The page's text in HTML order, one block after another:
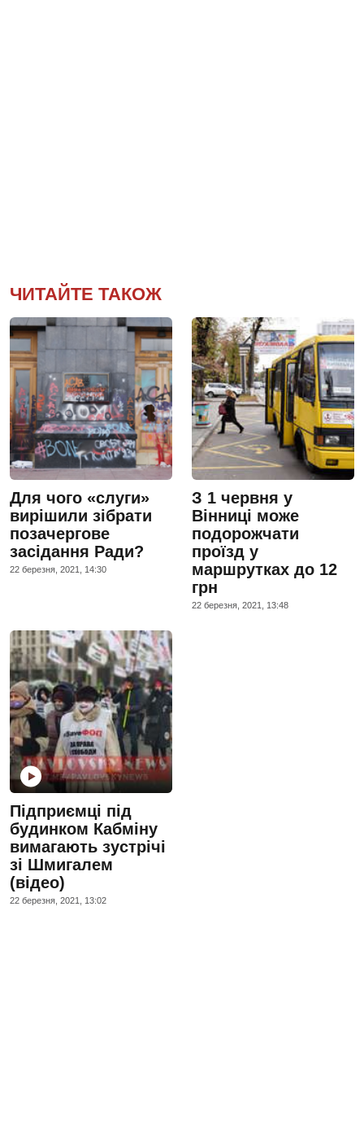
ЧИТАЙТЕ ТАКОЖ
Для чого «слуги»
вирішили зібрати
позачергове
засідання Ради?
22 березня, 2021, 14:30
З 1 червня у
Вінниці може
подорожчати
проїзд у
маршрутках до 12
грн
22 березня, 2021, 13:48
Підприємці під
будинком Кабміну
вимагають зустрічі
зі Шмигалем
(відео)
22 березня, 2021, 13:02